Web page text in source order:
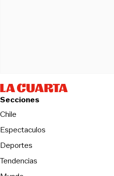
Secciones
Chile
Espectaculos
Deportes
Tendencias